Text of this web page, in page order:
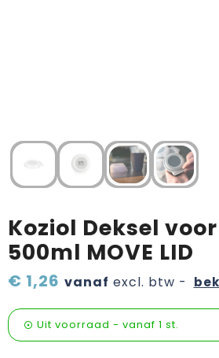
Wijn, bier en proeverij
Zomerpakketten
Koziol Deksel
500ml MOVE LID
€ 1,26 vanaf excl. btw -
Uit voorraad - vanaf 1 st.